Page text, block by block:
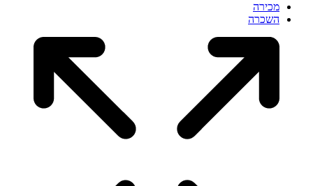
מכירה
השכרה